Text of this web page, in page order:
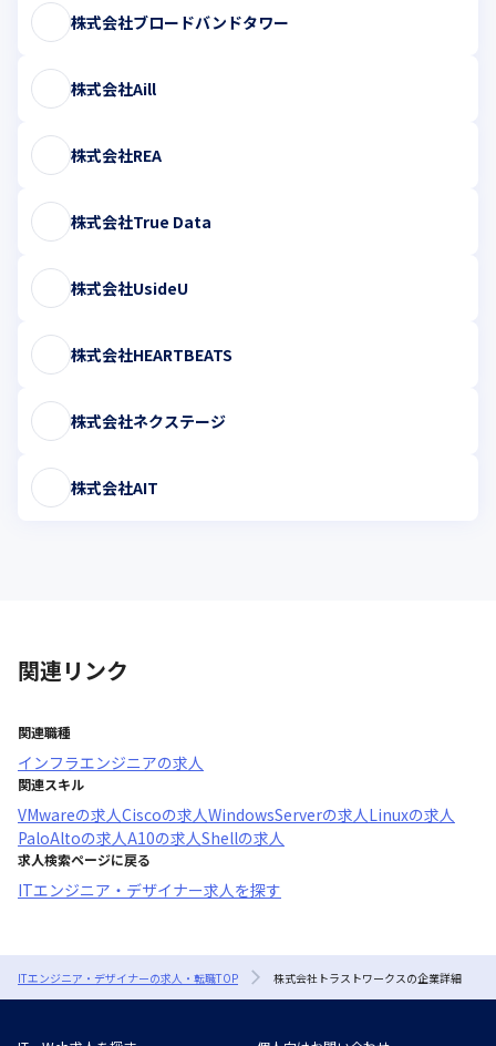
株式会社ブロードバンドタワー
株式会社Aill
株式会社REA
株式会社True Data
株式会社UsideU
株式会社HEARTBEATS
株式会社ネクステージ
株式会社AIT
関連リンク
関連職種
インフラエンジニアの求人
関連スキル
VMwareの求人Ciscoの求人WindowsServerの求人Linuxの求人
PaloAltoの求人A10の求人Shellの求人
求人検索ページに戻る
ITエンジニア・デザイナー求人を探す
ITエンジニア・デザイナーの求人・転職TOP 株式会社トラストワークスの企業詳細